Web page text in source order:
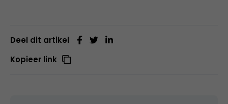
Deel dit artikel
Kopieer link